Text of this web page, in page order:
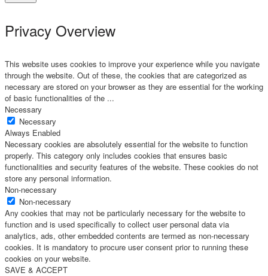
Privacy Overview
This website uses cookies to improve your experience while you navigate
through the website. Out of these, the cookies that are categorized as
necessary are stored on your browser as they are essential for the working
of basic functionalities of the ...
Necessary
Necessary
Always Enabled
Necessary cookies are absolutely essential for the website to function
properly. This category only includes cookies that ensures basic
functionalities and security features of the website. These cookies do not
store any personal information.
Non-necessary
Non-necessary
Any cookies that may not be particularly necessary for the website to
function and is used specifically to collect user personal data via
analytics, ads, other embedded contents are termed as non-necessary
cookies. It is mandatory to procure user consent prior to running these
cookies on your website.
SAVE & ACCEPT